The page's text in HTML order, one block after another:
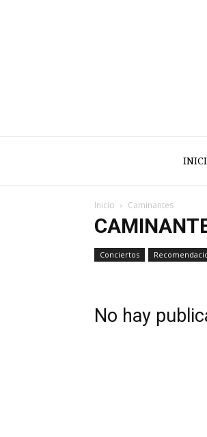
Inicio Caminantes
Conciertos
No hay